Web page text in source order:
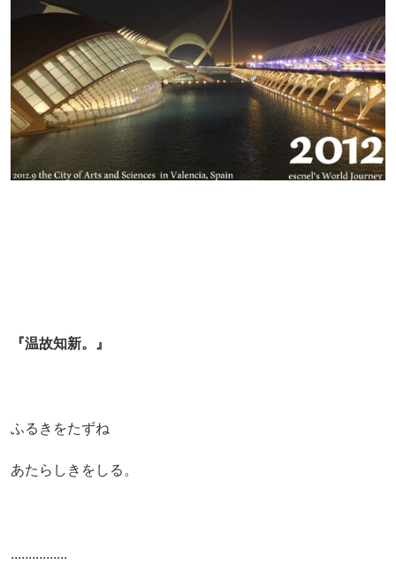
『温故知新。』
ふるきをたずね
あたらしきをしる。
................